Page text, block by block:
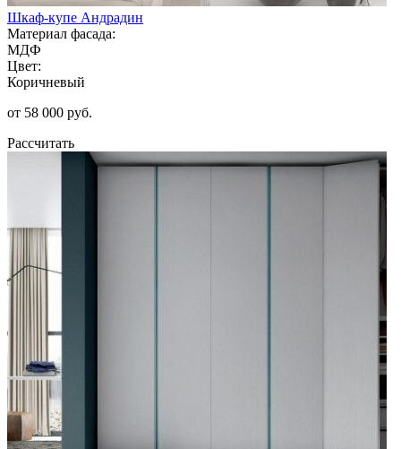
Шкаф-купе Андрадин
Материал фасада:
МДФ
Цвет:
Коричневый
от 58 000 руб.
Рассчитать